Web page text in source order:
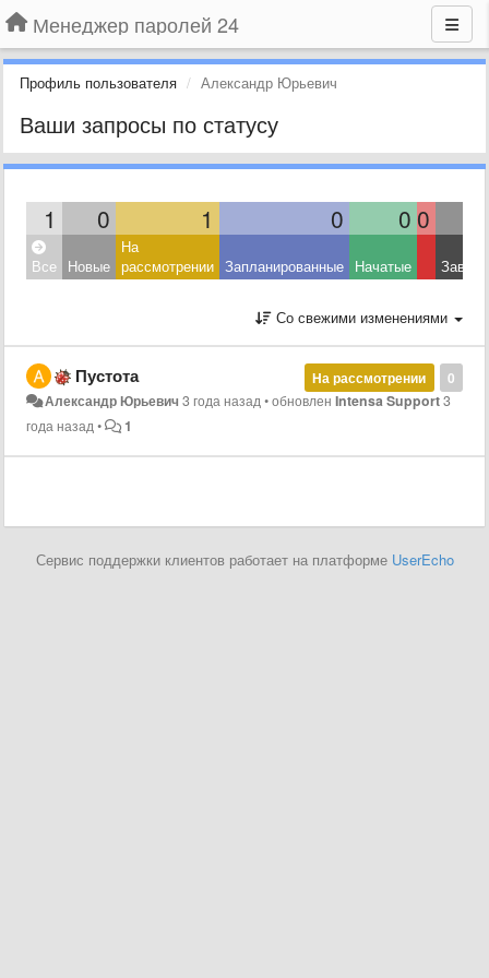
Менеджер паролей 24
Профиль пользователя Александр Юрьевич
Ваши запросы по статусу
1 0 1 0 0 0
Все Новые
На
рассмотрении Запланированные Начатые
Со свежими изменениями
0
На рассмотрении
Пустота
Александр Юрьевич 3 года назад•обновленIntensa Support3
года назад• 1
Сервис поддержки клиентов работает на платформе UserEcho